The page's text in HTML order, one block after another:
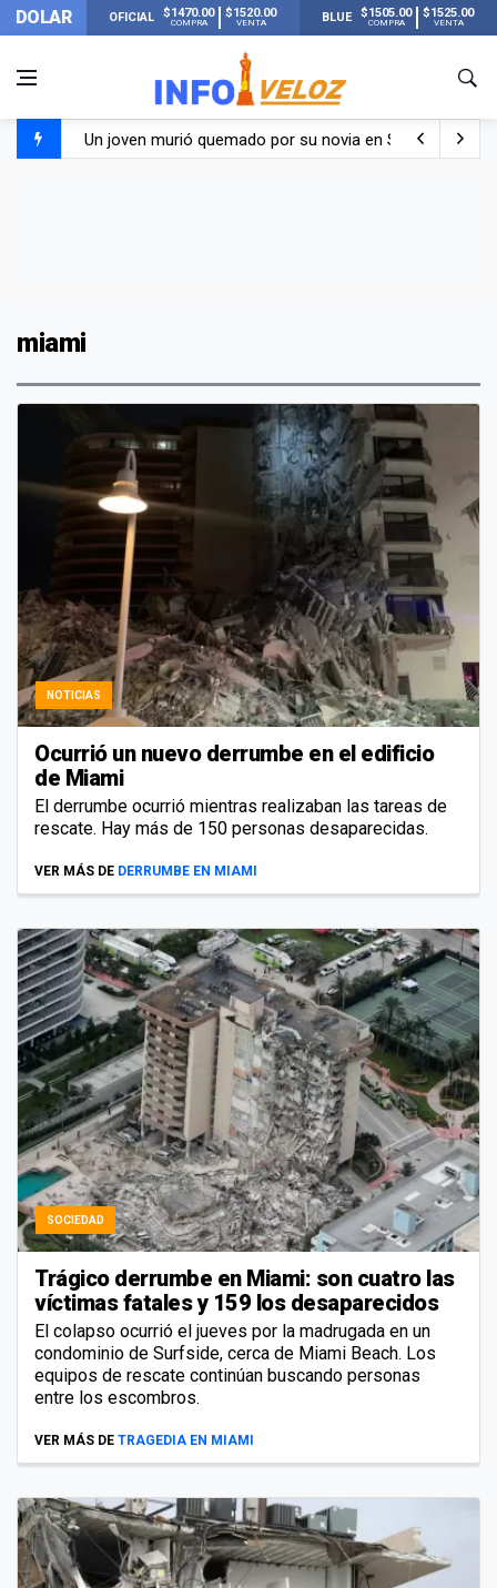
DOLAR OFICIAL $1470.00
COMPRA
$1520.00
VENTA BLUE $1505.00
COMPRA
$1525.00
VENTA
Un joven murió quemado por su novia en San Luis:
miami
NOTICIAS
Ocurrió un nuevo derrumbe en el edificio
de Miami
El derrumbe ocurrió mientras realizaban las tareas de
rescate. Hay más de 150 personas desaparecidas.
VER MÁS DE DERRUMBE EN MIAMI
SOCIEDAD
Trágico derrumbe en Miami: son cuatro las
víctimas fatales y 159 los desaparecidos
El colapso ocurrió el jueves por la madrugada en un
condominio de Surfside, cerca de Miami Beach. Los
equipos de rescate continúan buscando personas
entre los escombros.
VER MÁS DE TRAGEDIA EN MIAMI